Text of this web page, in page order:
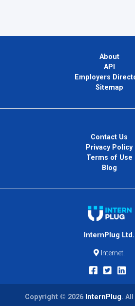
About
API
Employers
Sitemap
Contact Us
Privacy Policy
Terms of Use
Blog
InternPlug Ltd.
Internet.
Copyright © 2026 InternPlug.